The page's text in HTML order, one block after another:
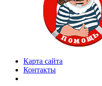
Карта сайта
Контакты